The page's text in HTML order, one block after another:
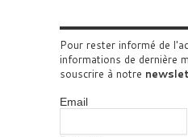
Pour rester informé de
informations de dernière
souscrire à notre
Email